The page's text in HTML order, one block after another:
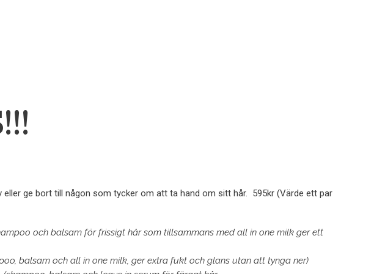
eller ge bort till någon som tycker om att ta hand om sitt hår. 595kr (Värde ett par
och balsam för frissigt hår som tillsammans med all in one milk ger ett
balsam och all in one milk, ger extra fukt och glans utan att tynga ner)